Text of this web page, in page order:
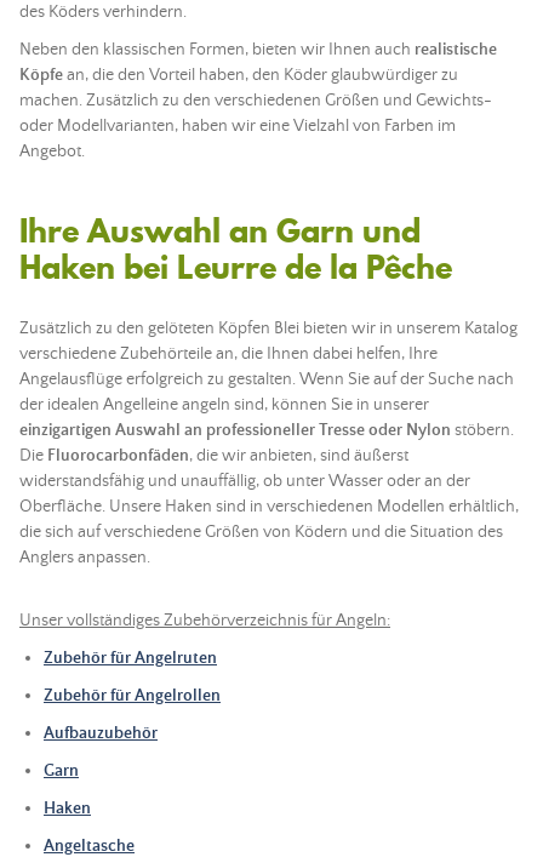
des Ködersverhindern.
Neben den klassischen Formen, bieten wir Ihnen auch realistische
Köpfean, die den Vorteil haben, den Köderglaubwürdiger zu
machen. Zusätzlich zu den verschiedenen Größen und Gewichts-
oder Modellvarianten, haben wir eine Vielzahl von Farben im
Angebot.
Ihre Auswahl an Garn und
Haken bei Leurre de la Pêche
Zusätzlich zu den gelöteten Köpfen Blei bieten wir in unserem Katalog
verschiedene Zubehörteile an, die Ihnen dabei helfen, Ihre
Angelausflüge erfolgreich zu gestalten. Wenn Sie auf der Suche nach
der idealen Angelleine angeln sind, können Sie in unserer
einzigartigen Auswahl an professionellerTresseoder Nylon stöbern.
Die Fluorocarbonfäden, die wir anbieten, sind äußerst
widerstandsfähig und unauffällig, ob unter Wasser oder an der
Oberfläche. Unsere Haken sind in verschiedenen Modellen erhältlich,
die sich auf verschiedene Größen von Ködern und die Situation des
Anglers anpassen.
Unser vollständiges Zubehörverzeichnis fürAngeln:
Zubehör fürAngelruten
Zubehör für Angelrollen
Aufbauzubehör
Garn
Haken
Angeltasche